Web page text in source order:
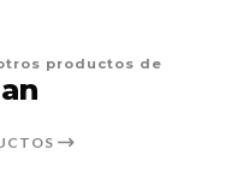
productos de